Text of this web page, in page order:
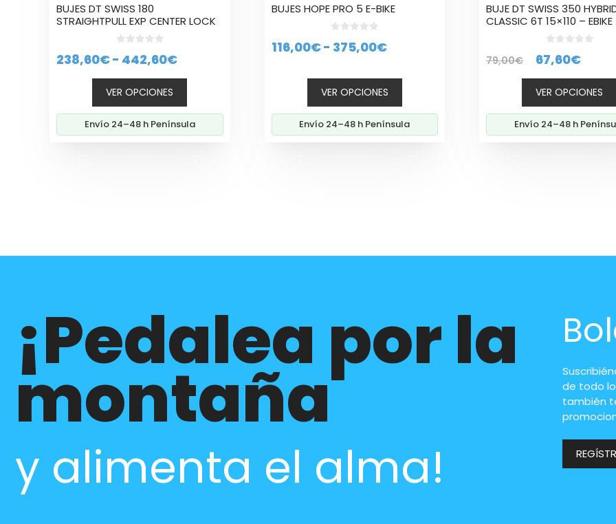
BUJES DT SWISS 180
STRAIGHTPULL EXP CENTER LOCK
d
238,60€- 442,60€Rango
de
desde
238,60€
VER OPCIONES
página
de
Envío 24–48 h Península
BUJES HOPE PRO 5 E-BIKE
d
116,00€- 375,00€Rango
precios:
116,00€
hasta
VER OPCIONES
página
producto
Envío 24–48 h Península
BUJE DT SWISS 350
CLASSIC 6T 15×110 – EBIKE
d
79,00€
El
precio
original
era:
79,00€.
67,60€El
precio
actual
es:
VER OPCIONES
página
de
Envío 24–48 h
¡Pedalea por la
montaña
y alimenta el alma!
de todo
también